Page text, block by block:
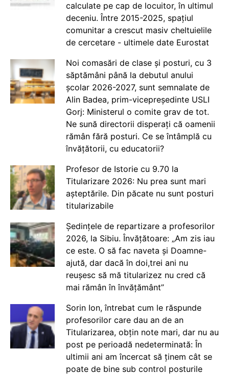
calculate pe cap de locuitor, în ultimul
deceniu. Între 2015-2025, spațiul
comunitar a crescut masiv cheltuielile
de cercetare - ultimele date Eurostat
Noi comasări de clase și posturi, cu 3
săptămâni până la debutul anului
școlar 2026-2027, sunt semnalate de
Alin Badea, prim-vicepreședinte USLI
Gorj: Ministerul o comite grav de tot.
Ne sună directorii disperați că oamenii
rămân fără posturi. Ce se întâmplă cu
învățătorii, cu educatorii?
Profesor de Istorie cu 9.70 la
Titularizare 2026: Nu prea sunt mari
așteptările. Din păcate nu sunt posturi
titularizabile
Ședințele de repartizare a profesorilor
2026, la Sibiu. Învățătoare: „Am zis iau
ce este. O să fac naveta și Doamne-
ajută, dar dacă în doi,trei ani nu
reușesc să mă titularizez nu cred că
mai rămân în învățământ”
Sorin Ion, întrebat cum le răspunde
profesorilor care dau an de an
Titularizarea, obțin note mari, dar nu au
post pe perioadă nedeterminată: În
ultimii ani am încercat să ținem cât se
poate de bine sub control posturile